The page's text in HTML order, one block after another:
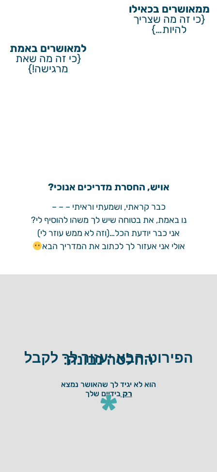
ממאושרים בכאילו
{כי זה מה שצריך
להיות…}
למאושרים באמת
{כי זה מה שאת
מרגישה!}
אויש, החסרת מדריכים אנוכי?
כבר קראתי, ושמעתי וראיתי – – –
נו באמת, את בטוחה שיש לך משהו להוסיף לי?
אני כבר יודעת הכל…(וזה לא ממש עוזר לי)
אולי אני אעזור לך לכתוב את המדריך הבא
הפירוט הבא יעזור לך לקבל
החלטה נבונה:
*
הוא לא יגיד לך שהאושר נמצא
רק בידיים שלך